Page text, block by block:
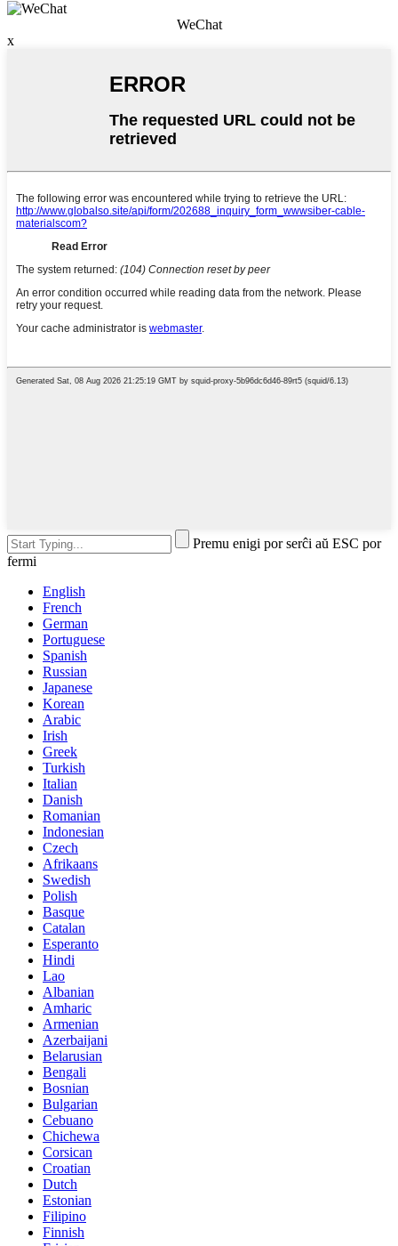
WeChat
x
Premu enigi por serĉi aŭ ESC por
fermi
English
French
German
Portuguese
Spanish
Russian
Japanese
Korean
Arabic
Irish
Greek
Turkish
Italian
Danish
Romanian
Indonesian
Czech
Afrikaans
Swedish
Polish
Basque
Catalan
Esperanto
Hindi
Lao
Albanian
Amharic
Armenian
Azerbaijani
Belarusian
Bengali
Bosnian
Bulgarian
Cebuano
Chichewa
Corsican
Croatian
Dutch
Estonian
Filipino
Finnish